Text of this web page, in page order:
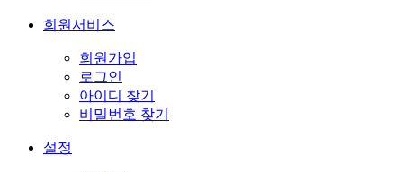
회원서비스
회원가입
로그인
아이디 찾기
비밀번호 찾기
설정